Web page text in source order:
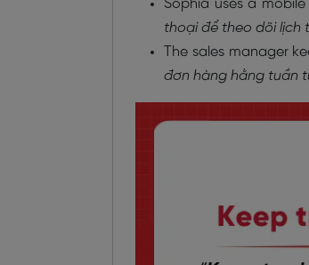
Sophia uses a
thoại để theo dõi lịch
The sales manager
đơn hàng hằng tuần